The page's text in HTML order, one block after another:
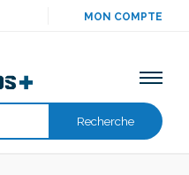
MON COMPTE
Recherche